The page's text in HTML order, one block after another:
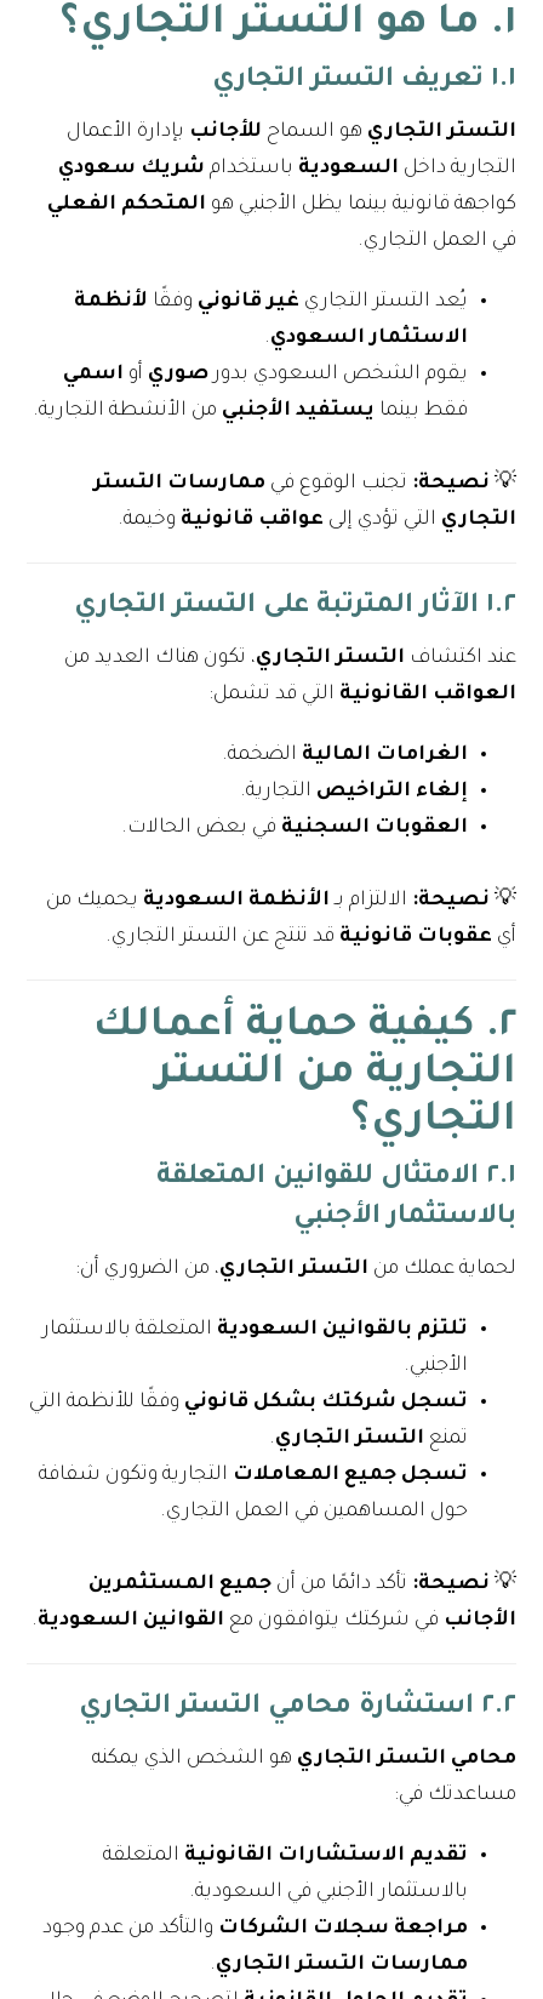
١. ما هو التستر التجاري؟
١.١ تعريف التستر التجاري
التستر التجاري هو السماح للأجانب بإدارة الأعمال
التجارية داخل السعودية باستخدام شريك سعودي
كواجهة قانونية بينما يظل الأجنبي هو المتحكم الفعلي
في العمل التجاري.
يُعد التستر التجاري غير قانوني وفقًا لأنظمة
الاستثمار السعودي.
يقوم الشخص السعودي بدورصوري أو اسمي
فقط بينما يستفيد الأجنبي من الأنشطة التجارية.
💡 نصيحة: تجنب الوقوع في ممارسات التستر
التجاري التي تؤدي إلى عواقب قانونية وخيمة.
١.٢ الآثار المترتبة على التستر التجاري
عند اكتشاف التستر التجاري، تكون هناك العديد من
العواقب القانونية التي قد تشمل:
الغرامات المالية الضخمة.
إلغاء التراخيص التجارية.
العقوبات السجنية في بعض الحالات.
💡 نصيحة: الالتزام بـ الأنظمة السعودية يحميك من
أي عقوبات قانونية قد تنتج عن التستر التجاري.
٢. كيفية حماية أعمالك
التجارية من التستر
التجاري؟
٢.١ الامتثال للقوانين المتعلقة
بالاستثمار الأجنبي
لحماية عملك من التستر التجاري، من الضروري أن:
تلتزم بالقوانين السعودية المتعلقة بالاستثمار
الأجنبي.
تسجل شركتك بشكل قانوني وفقًا للأنظمة التي
تمنع التستر التجاري.
تسجل جميع المعاملات التجارية وتكون شفافة
حول المساهمين في العمل التجاري.
💡 نصيحة: تأكد دائمًا من أنجميع المستثمرين
الأجانب في شركتك يتوافقون مع القوانين السعودية.
٢.٢ استشارة محامي التستر التجاري
محامي التستر التجاري هو الشخص الذي يمكنه
مساعدتك في:
تقديم الاستشارات القانونية المتعلقة
بالاستثمار الأجنبي في السعودية.
مراجعة سجلات الشركات والتأكد من عدم وجود
ممارسات التستر التجاري.